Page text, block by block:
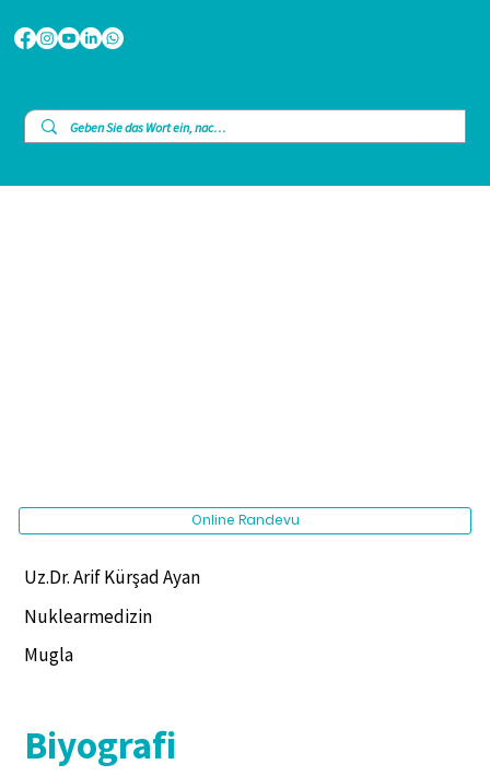
Uz.Dr. Arif Kürşad Ayan
Nuklearmedizin
Mugla
Biyografi
Online Randevu